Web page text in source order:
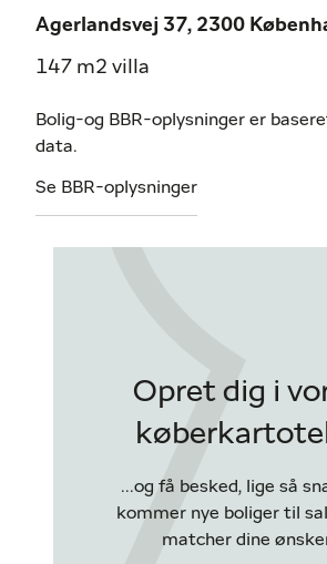
Agerlandsvej 37, 2300
147 m2 villa
Bolig-og BBR-oplysninger er
data.
Se BBR-oplysninger
Opret dig i
...og få besked, lige så
kommer nye boliger til
matcher dine